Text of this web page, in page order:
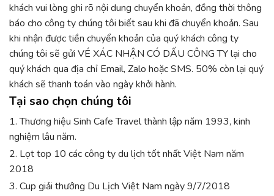
khách vui lòng ghi rõ nội dung chuyển khoản, đồng thời thông
báo cho công ty chúng tôi biết sau khi đã chuyển khoản. Sau
khi nhận được tiền chuyển khoản của quý khách công ty
chúng tôi sẽ gửi VÉ XÁC NHẬN CÓ DẤU CÔNG TY lại cho
quý khách qua địa chỉ Email, Zalo hoặc SMS. 50% còn lại quý
khách sẽ thanh toán vào ngày khởi hành.
Tại sao chọn chúng tôi
1. Thương hiệu Sinh Cafe Travel thành lập năm 1993, kinh
nghiệm lâu năm.
2. Lọt top 10 các công ty du lịch tốt nhất Việt Nam năm
2018
3. Cup giải thưởng Du Lịch Việt Nam ngày 9/7/2018